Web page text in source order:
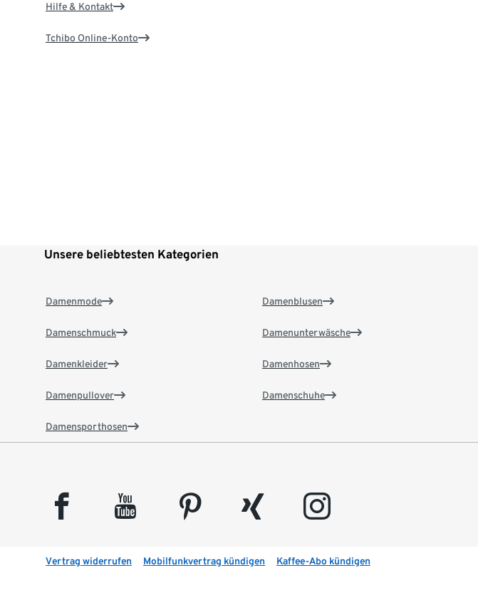
Hilfe & Kontakt
Tchibo Online-Konto
Unsere beliebtesten Kategorien
Damenmode
Damenschmuck
Damenkleider
Damenpullover
Damensporthosen
Damenblusen
Damenunterwäsche
Damenhosen
Damenschuhe
facebook youtube pinterest xing instagram
Vertrag widerrufen Mobilfunkvertrag kündigen Kaffee-Abo kündigen